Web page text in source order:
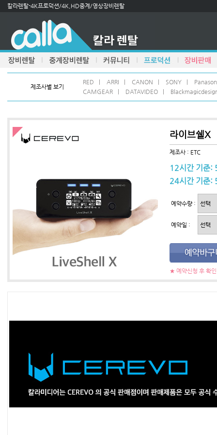
칼라렌탈-4K프로덕션/4K,HD중계/영상장비렌탈
제조사별 보기
RED ARRI CANON SONY
CAMGEAR
DATAVIDEO
라이브쉘X
제조사 : ETC
12시간 기준:
24시간 기준:
예약수량 :
예약일 :
★ 예약신청 후 확